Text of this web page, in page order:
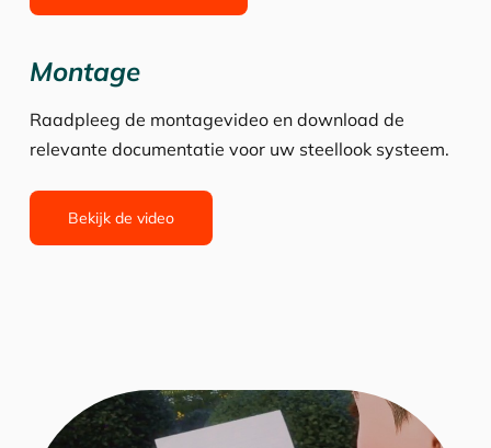
Montage
Raadpleeg de montagevideo en download de
relevante documentatie voor uw steellook systeem.
Bekijk de video